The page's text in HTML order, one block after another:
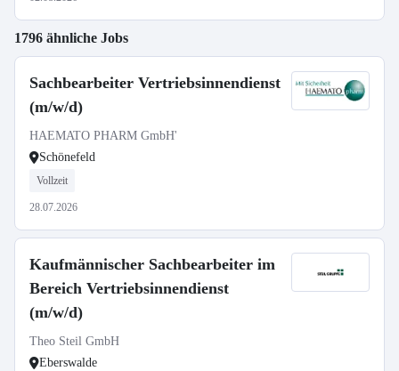
1796 ähnliche Jobs
Sachbearbeiter Vertriebsinnendienst
(m/w/d)
HAEMATO PHARM GmbH'
Schönefeld
Vollzeit
28.07.2026
Kaufmännischer Sachbearbeiter im
Bereich Vertriebsinnendienst
(m/w/d)
Theo Steil GmbH
Eberswalde